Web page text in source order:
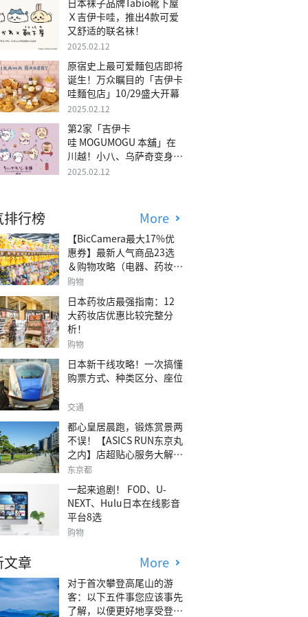
日本袜子品牌Tabio靴下屋
Ｘ吉伊卡哇，推出4款可爱
又舒适的联名袜！
2025.02.12
原宿史上最可爱麵包店即将
诞生！万众瞩目的「吉伊卡
哇麵包店」10/29盛大开幕
2025.02.12
第2家「吉伊卡
哇 MOGUMOGU 本舖」在
川越！小八、乌萨奇变身可
爱地瓜！
2025.02.12
行榜 More
【BicCamera最大17%优
惠券】最新人气商品23选
＆购物攻略（电器、药妆、
玩具等）
购物
日本药妆店最强指南：12
大药妆店优惠比较完整分
析！
购物
日本新干线攻略！一次搞懂
购票方式、种类区分、座位
交通
都心皇居晨跑，锻炼赏景两
不误！【ASICS RUN东京丸
之内】店超贴心服务大解
析！
东京都
一起来追剧！ FOD、U-
NEXT、Hulu日本在线影音
平台8选
购物
章 More
对于首次攀登高尾山的游
客：以下五件事您应该事先
了解，以便更好地享受登山